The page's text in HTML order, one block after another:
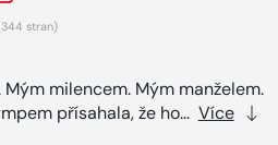
stran)
milencem. Mým manželem.
přísahala, že ho... Více